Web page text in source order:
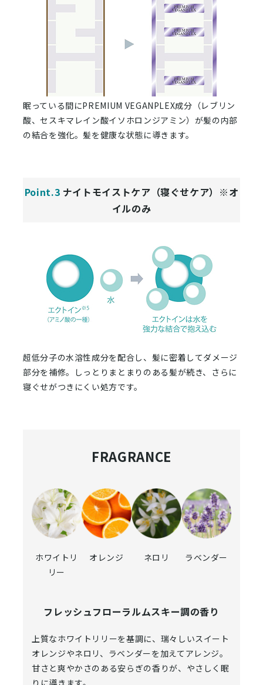
眠っている間にPREMIUM VEGANPLEX成分（レブリン
酸、セスキマレイン酸イソホロンジアミン）が髪の内部
の結合を強化。髪を健康な状態に導きます。
Point.3 ナイトモイストケア（寝ぐせケア） ※オ
イルのみ
超低分子の水溶性成分を配合し、髪に密着してダメージ
部分を補修。しっとりまとまりのある髪が続き、さらに
寝ぐせがつきにくい処方です。
FRAGRANCE
ホワイトリ
リー
オレンジ ネロリ ラベンダー
フレッシュフローラルムスキー調の香り
上質なホワイトリリーを基調に、瑞々しいスイート
オレンジやネロリ、ラベンダーを加えてアレンジ。
甘さと爽やかさのある安らぎの香りが、やさしく眠